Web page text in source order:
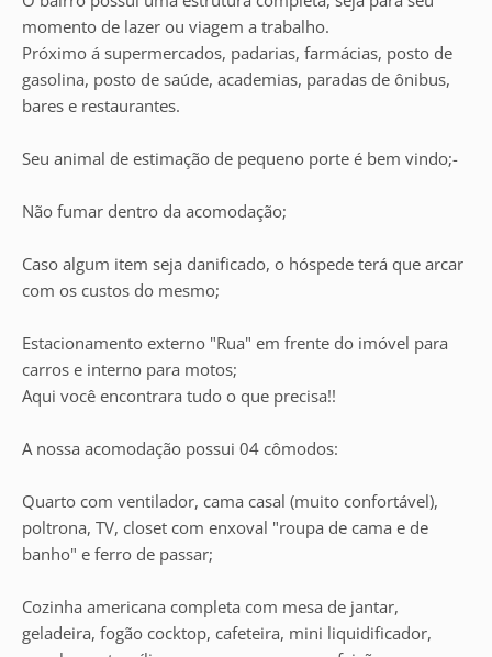
momento de lazer ou viagem a trabalho.
Próximo á supermercados, padarias, farmácias, posto de
gasolina, posto de saúde, academias, paradas de ônibus,
bares e restaurantes.
Seu animal de estimação de pequeno porte é bem vindo;-
Não fumar dentro da acomodação;
Caso algum item seja danificado, o hóspede terá que arcar
com os custos do mesmo;
Estacionamento externo "Rua" em frente do imóvel para
carros e interno para motos;
Aqui você encontrara tudo o que precisa!!
A nossa acomodação possui 04 cômodos:
Quarto com ventilador, cama casal (muito confortável),
poltrona, TV, closet com enxoval "roupa de cama e de
banho" e ferro de passar;
Cozinha americana completa com mesa de jantar,
geladeira, fogão cocktop, cafeteira, mini liquidificador,